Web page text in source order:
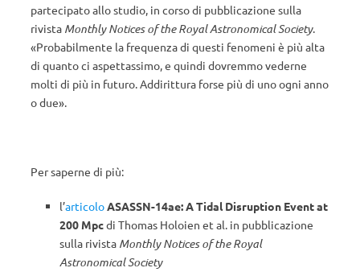
partecipato allo studio, in corso di pubblicazione sulla
rivista Monthly Notices of the Royal Astronomical Society.
«Probabilmente la frequenza di questi fenomeni è più alta
di quanto ci aspettassimo, e quindi dovremmo vederne
molti di più in futuro. Addirittura forse più di uno ogni anno
o due».
Per saperne di più:
l’articoloASASSN-14ae: A Tidal Disruption Event at
200 Mpcdi Thomas Holoien et al. in pubblicazione
sulla rivista Monthly Notices of the Royal
Astronomical Society